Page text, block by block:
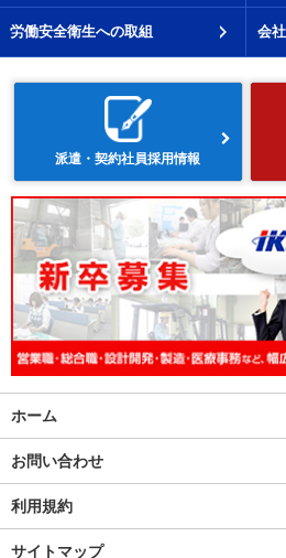
労働安全衛生への取組 会
派遣・契約社員採用情報
ホーム
お問い合わせ
利用規約
サイトマップ